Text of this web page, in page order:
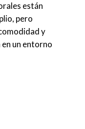
están
pero
y
un entorno